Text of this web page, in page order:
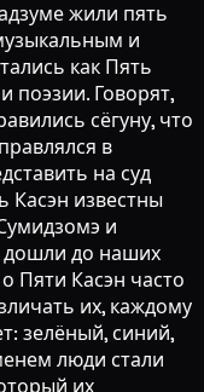
жили пять
и
как Пять
поэзии. Говорят,
сёгуну, что
в
на суд
Касэн известны
и
дошли до наших
Пяти Касэн часто
их, каждому
зелёный, синий,
люди стали